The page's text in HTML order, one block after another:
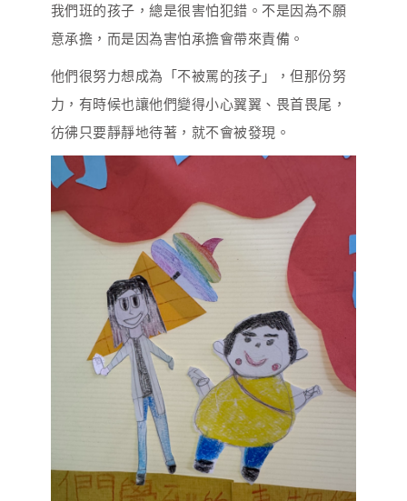
我們班的孩子，總是很害怕犯錯。不是因為不願
意承擔，而是因為害怕承擔會帶來責備。
他們很努力想成為「不被罵的孩子」，但那份努
力，有時候也讓他們變得小心翼翼、畏首畏尾，
彷彿只要靜靜地待著，就不會被發現。